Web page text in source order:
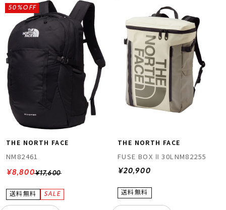
THE NORTH FACE
NM82461
¥17,600
50%OFF
¥8,800
THE NORTH FACE
FUSE BOX Ⅱ 30LNM82255
¥20,900